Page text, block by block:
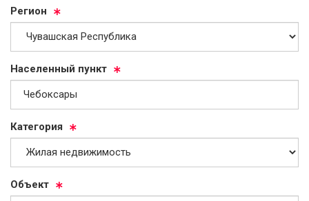
Ре­ги­он
На­се­лен­ный пункт
Ка­те­го­рия
Объ­ект